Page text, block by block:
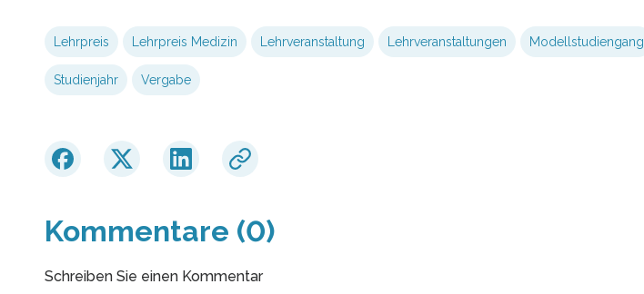
Lehrpreis Lehrpreis Medizin Lehrveranstaltung Lehrveranstaltungen Modellstudiengang
Studienjahr Vergabe
Kommentare (0)
Schreiben Sie einen Kommentar